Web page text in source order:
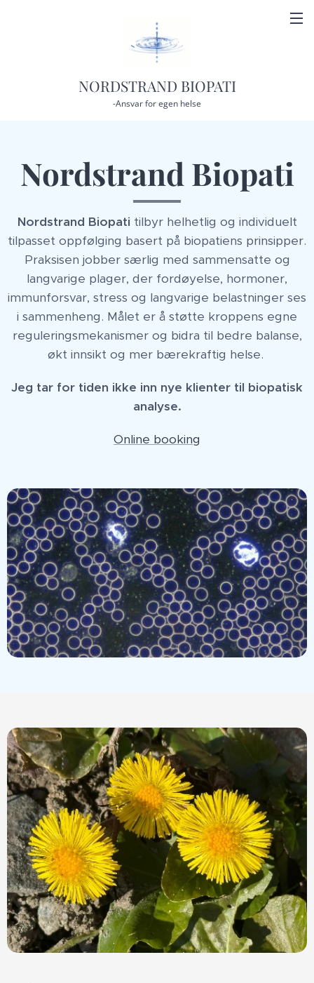
NORDSTRAND BIOPATI
-Ansvar for egen helse
Nordstrand Biopati
Nordstrand Biopati tilbyr helhetlig og individuelt
tilpasset oppfølging basert på biopatiens prinsipper.
Praksisen jobber særlig med sammensatte og
langvarige plager, der fordøyelse, hormoner,
immunforsvar, stress og langvarige belastninger ses
i sammenheng. Målet er å støtte kroppens egne
reguleringsmekanismer og bidra til bedre balanse,
økt innsikt og mer bærekraftig helse.
Jeg tar for tiden ikke inn nye klienter til biopatisk
analyse.
Online booking